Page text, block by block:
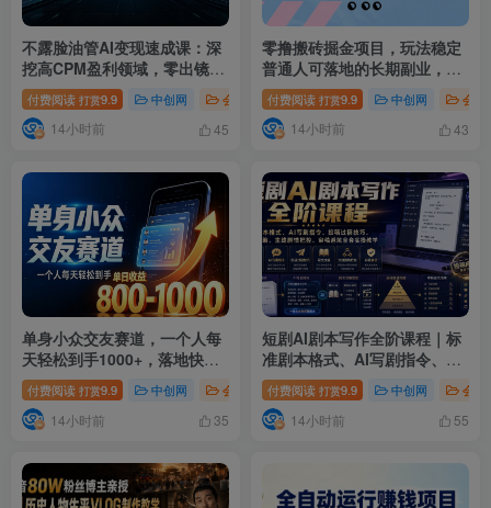
不露脸油管AI变现速成课：深
挖高CPM盈利领域，零出镜打
造YouTube稳定收益账号
付费阅读 打赏9.9 中创网 会员免费 # 不露脸油管AI变现速成课 # 深挖
14小时前 45
零撸搬砖掘金项目，玩法稳定
普通人可落地的长期副业，月
收益轻松10000+
付费阅读 打赏9.9 中创网 会员
14小时前 43
单身小众交友赛道，一个人每
天轻松到手1000+，落地快、
见效稳【揭秘】
付费阅读 打赏9.9 中创网 会员免费 # 揭秘 # 单身小众交友赛道 #
14小时前 35
短剧AI剧本写作全阶课程｜标
准剧本格式、AI写剧指令、投
稿过稿技巧、网文改编、主线
剧情把控、审稿避坑全套实操
教学
付费阅读 打赏9.9 中创网 会员
14小时前 55